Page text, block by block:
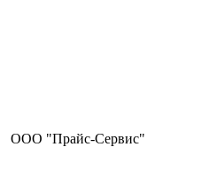
ООО "Прайс-Сервис"